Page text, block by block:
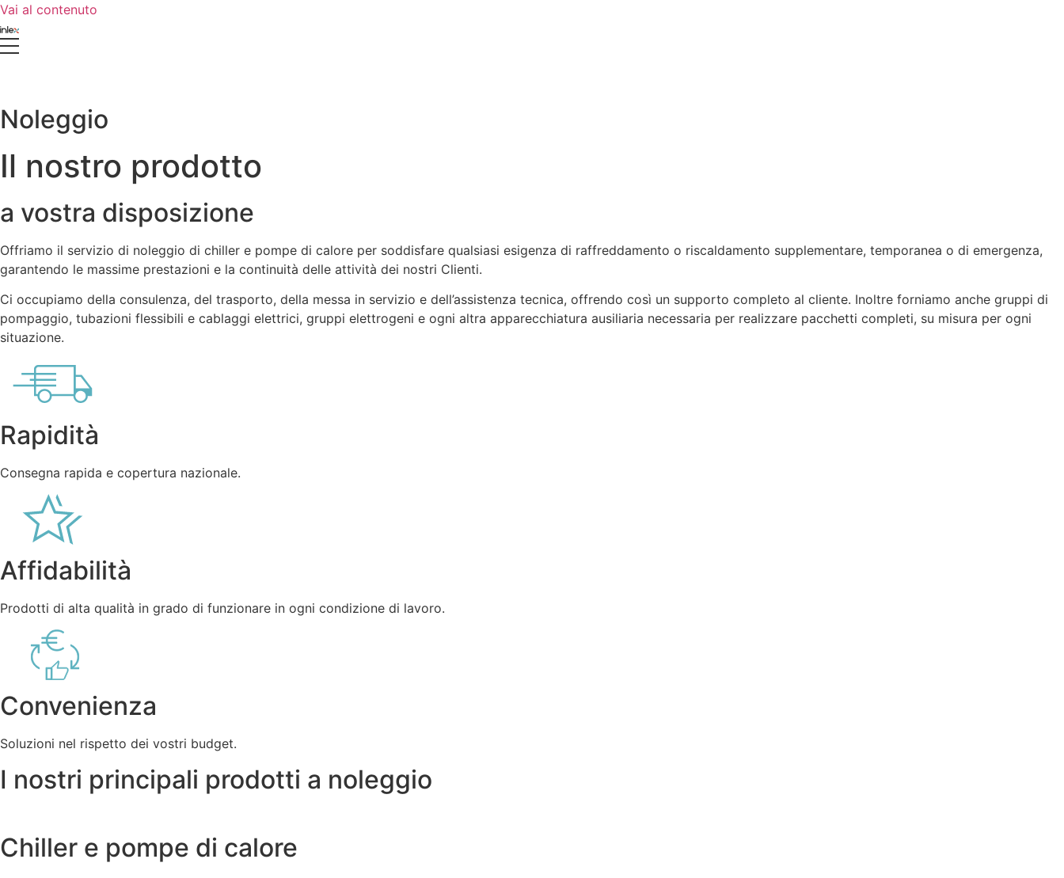
Vai al contenuto
Noleggio
Il nostro prodotto
a vostra disposizione
Offriamo il servizio di noleggio di chiller e pompe di calore per soddisfare qualsiasi esigenza di raffreddamento o riscaldamento supplementare, temporanea o di emergenza,
garantendo le massime prestazioni e la continuità delle attività dei nostri Clienti.
Ci occupiamo della consulenza, del trasporto, della messa in servizio e dell’assistenza tecnica, offrendo così un supporto completo al cliente. Inoltre forniamo anche gruppi di
pompaggio, tubazioni flessibili e cablaggi elettrici, gruppi elettrogeni e ogni altra apparecchiatura ausiliaria necessaria per realizzare pacchetti completi, su misura per ogni
situazione.
Rapidità
Consegna rapida e copertura nazionale.
Affidabilità
Prodotti di alta qualità in grado di funzionare in ogni condizione di lavoro.
Convenienza
Soluzioni nel rispetto dei vostri budget.
I nostri principali prodotti a noleggio
Chiller e pompe di calore